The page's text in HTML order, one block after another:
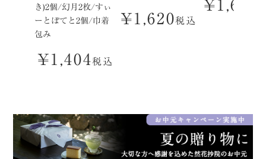
き)2個/幻月2枚/すぃ
ーとぽてと2個/巾着
包み
¥1,404税込
¥1,620税込
¥1,620